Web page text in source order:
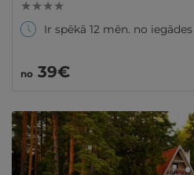
★ ★ ★ ★
Ir spēkā 12 mēn. no
no 39€